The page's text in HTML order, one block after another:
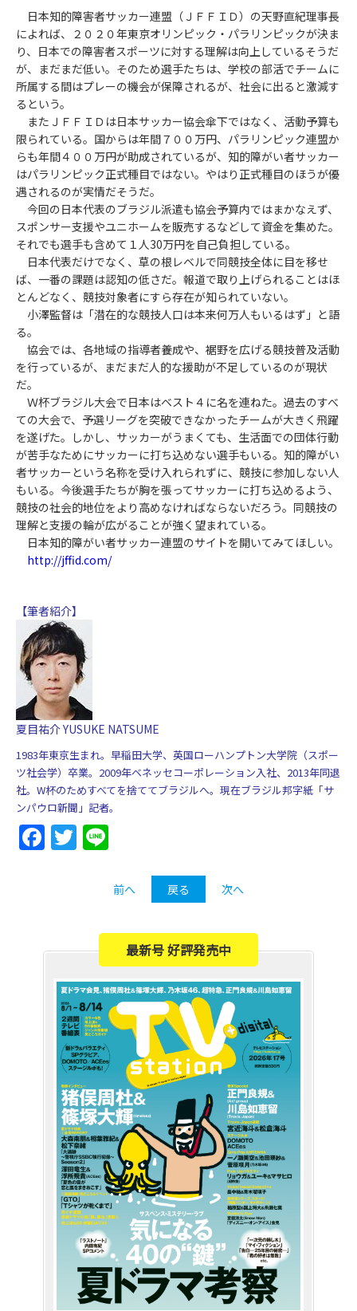
日本知的障害者サッカー連盟（ＪＦＦＩＤ）の天野直紀理事長
によれば、２０２０年東京オリンピック・パラリンピックが決ま
り、日本での障害者スポーツに対する理解は向上しているそうだ
が、まだまだ低い。そのため選手たちは、学校の部活でチームに
所属する間はプレーの機会が保障されるが、社会に出ると激減す
るという。
またＪＦＦＩＤは日本サッカー協会傘下ではなく、活動予算も
限られている。国からは年間７００万円、パラリンピック連盟か
らも年間４００万円が助成されているが、知的障がい者サッカー
はパラリンピック正式種目ではない。やはり正式種目のほうが優
遇されるのが実情だそうだ。
今回の日本代表のブラジル派遣も協会予算内ではまかなえず、
スポンサー支援やユニホームを販売するなどして資金を集めた。
それでも選手も含めて１人30万円を自己負担している。
日本代表だけでなく、草の根レベルで同競技全体に目を移せ
ば、一番の課題は認知の低さだ。報道で取り上げられることはほ
とんどなく、競技対象者にすら存在が知られていない。
小澤監督は「潜在的な競技人口は本来何万人もいるはず」と語
る。
協会では、各地域の指導者養成や、裾野を広げる競技普及活動
を行っているが、まだまだ人的な援助が不足しているのが現状
だ。
Ｗ杯ブラジル大会で日本はベスト４に名を連ねた。過去のすべ
ての大会で、予選リーグを突破できなかったチームが大きく飛躍
を遂げた。しかし、サッカーがうまくても、生活面での団体行動
が苦手なためにサッカーに打ち込めない選手もいる。知的障がい
者サッカーという名称を受け入れられずに、競技に参加しない人
もいる。今後選手たちが胸を張ってサッカーに打ち込めるよう、
競技の社会的地位をより高めなければならないだろう。同競技の
理解と支援の輪が広がることが強く望まれている。
日本知的障がい者サッカー連盟のサイトを開いてみてほしい。
http://jffid.com/
【筆者紹介】
夏目祐介 YUSUKE NATSUME
1983年東京生まれ。早稲田大学、英国ローハンプトン大学院（スポー
ツ社会学）卒業。2009年ベネッセコーポレーション入社、2013年同退
社。W杯のためすべてを捨ててブラジルへ。現在ブラジル邦字紙「サ
ンパウロ新聞」記者。
Facebook
Twitter
前へ 戻る 次へ
最新号 好評発売中